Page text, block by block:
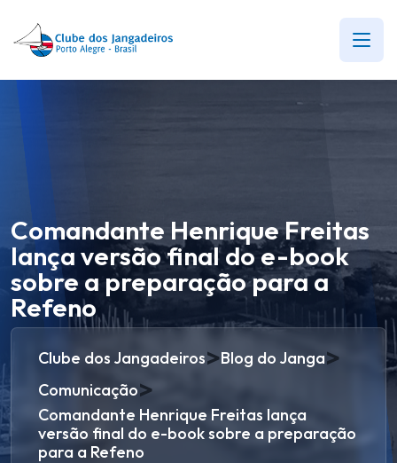
Comandante Henrique Freitas
lança versão final do e-book
sobre a preparação para a
Refeno
Clube dos Jangadeiros>Blog do Janga>
Comunicação>
Comandante Henrique Freitas lança
versão final do e-book sobre a preparação
para a Refeno